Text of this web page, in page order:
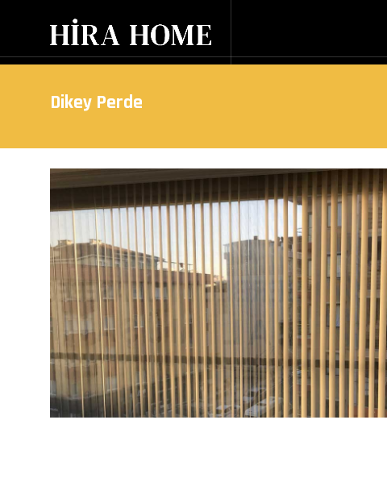
Dikey Perde